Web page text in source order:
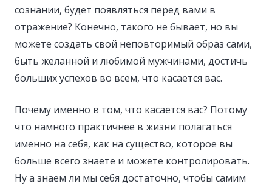
сознании, будет появляться перед вами в
отражение? Конечно, такого не бывает, но вы
можете создать свой неповторимый образ сами,
быть желанной и любимой мужчинами, достичь
больших успехов во всем, что касается вас.
Почему именно в том, что касается вас? Потому
что намного практичнее в жизни полагаться
именно на себя, как на существо, которое вы
больше всего знаете и можете контролировать.
Ну а знаем ли мы себя достаточно, чтобы самим